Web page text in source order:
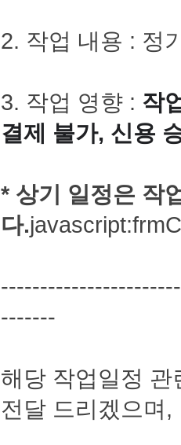
2. 작업 내용 : 정
3. 작업 영향 : 작
결제 불가, 신용
* 상기 일정은 작
다.
-------
해당 작업일정
전달 드리겠으며,